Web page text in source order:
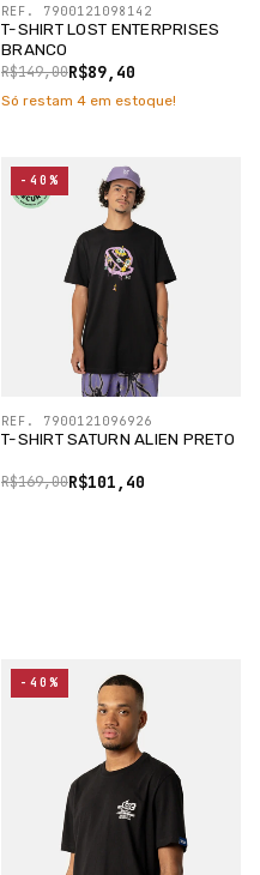
T-SHIRT LOST ENTERPRISES
BRANCO
R$89,40
R$149,00
REF. 7900121098142
Só restam 4 em estoque!
T-SHIRT SATURN ALIEN PRETO
R$101,40
R$169,00
REF. 7900121096926
-40%
-40%